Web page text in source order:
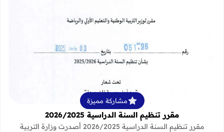
قراءة المزيد عن مقرر تنظيم السنة الدراسية
مشاركة مميزة
مقرر تنظيم السنة الدراسية 2026/2025
مقرر تنظيم السنة الدراسية 2026/2025 أصدرت وزارة التربية